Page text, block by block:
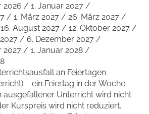
2026 / 1. Januar 2027 /
/ 1. März 2027 / 26. März 2027 /
August 2027 / 12. Oktober 2027 /
/ 6. Dezember 2027 /
2027 / 1. Januar 2028 /
an Feiertagen
– ein Feiertag in der Woche:
ausgefallener Unterricht wird nicht
Kurspreis wird nicht reduziert.